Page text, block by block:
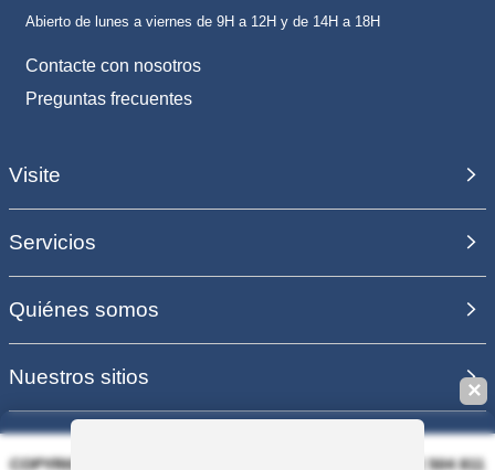
Abierto de lunes a viernes de 9H a 12H y de 14H a 18H
Contacte con nosotros
Preguntas frecuentes
Visite
Servicios
Quiénes somos
Nuestros sitios
COPYRIGHT 2006 - 2025 - EQUIRODI SAS - R.C.S. DOLE 504 811
✕